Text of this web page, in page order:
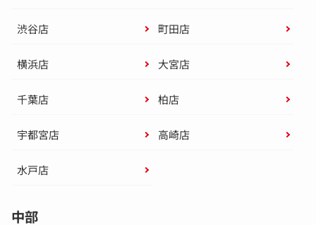
渋谷店 町田店
横浜店 大宮店
千葉店 柏店
宇都宮店 高崎店
水戸店
中部